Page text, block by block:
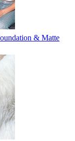
& Matte